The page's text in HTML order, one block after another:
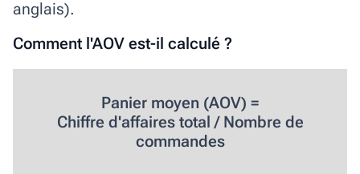
anglais).
Comment l'AOV est-il calculé ?
Panier moyen (AOV) =
Chiffre d'affaires total / Nombre de
commandes